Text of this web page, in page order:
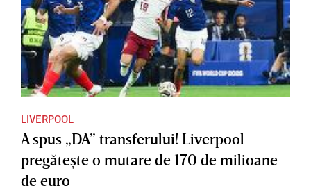
LIVERPOOL
A spus „DA” transferului! Liverpool
pregăteşte o mutare de 170 de milioane
de euro